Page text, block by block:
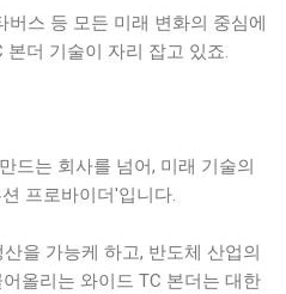
버스 등 모든 미래 변화의 중심에
더 기술이 자리 잡고 있죠.
드는 회사를 넘어, 미래 기술의
프로바이더'입니다.
을 가능케 하고, 반도체 산업의
올리는 와이드 TC 본더는 대한